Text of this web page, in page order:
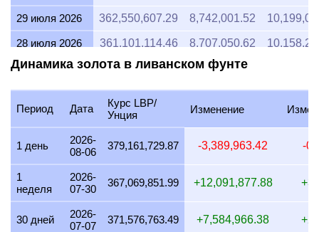
29 июля 2026 362,550,607.29 8,742,001.52
28 июля 2026 361,101,114.46 8,707,050.62
27 июля 2026 365,510,204.08 8,813,364.80
26 июля 2026 362,638,054.19 8,744,110.08
25 июля 2026 362,638,054.19
24 июля 2026 363,833,365.91 8,772,932.04
23 июля 2026 362,599,001.56
22 июля 2026
21 июля 2026 364,057,672.30 8,778,340.62
Динамика золота в ливанском фунте
Период Дата
Курс LBP/
Унция
Изменение
1 день
2026-
08-06
379,161,729.87 -3,389,963.42 -
1
неделя
2026-
07-30
367,069,851.99 +12,091,877.88
30 дней
2026-
07-07
371,576,763.49 +7,584,966.38